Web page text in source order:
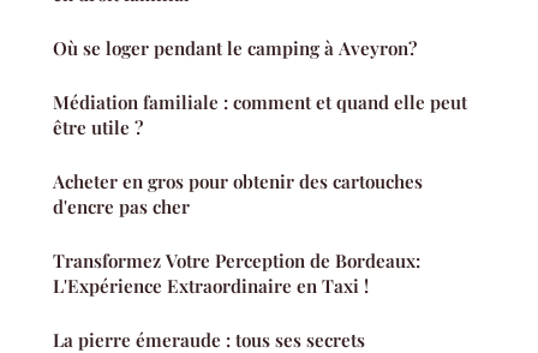
Où se loger pendant le camping à Aveyron?
Médiation familiale : comment et quand elle peut
être utile ?
Acheter en gros pour obtenir des cartouches
d'encre pas cher
Transformez Votre Perception de Bordeaux:
L'Expérience Extraordinaire en Taxi !
La pierre émeraude : tous ses secrets